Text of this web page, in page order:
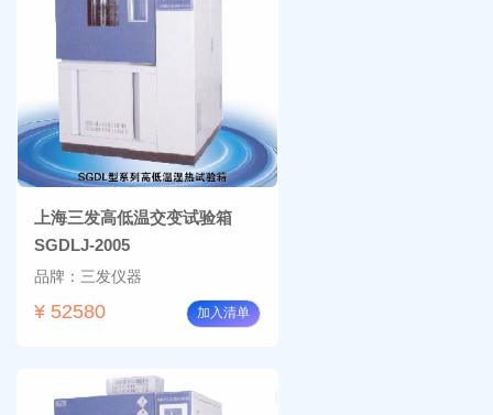
上海三发高低温交变试验箱
SGDLJ-2005
品牌：三发仪器
¥ 52580 加入清单